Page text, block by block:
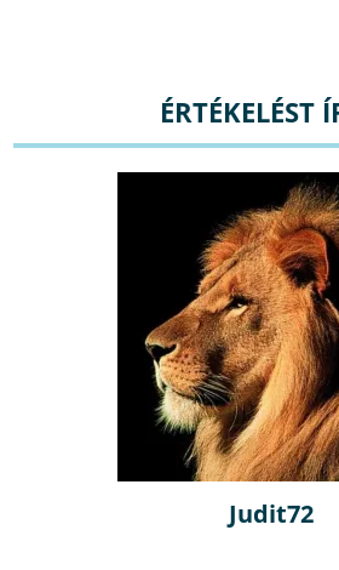
ÉRTÉKELÉST
Judit72